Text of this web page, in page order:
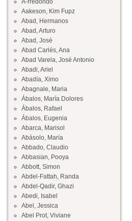
A-rredondo
Aakeson, Kim Fupz
Abad, Hermanos
Abad, Arturo
Abad, José
Abad Carlés, Ana
Abad Varela, José Antonio
Abadi, Ariel
Abadía, Ximo
Abagnale, Maria
Ábalos, María Dolores
Ábalos, Rafael
Ábalos, Eugenia
Abarca, Marisol
Abásolo, María
Abbado, Claudio
Abbasian, Pooya
Abbott, Simon
Abdel-Fattah, Randa
Abdel-Qadir, Ghazi
Abedi, Isabel
Abel, Jessica
Abel Prot, Viviane